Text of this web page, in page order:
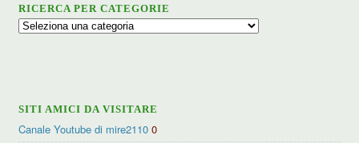
RICERCA PER CATEGORIE
Ricerca
SITI AMICI DA VISITARE
Canale Youtube di mire2110 0